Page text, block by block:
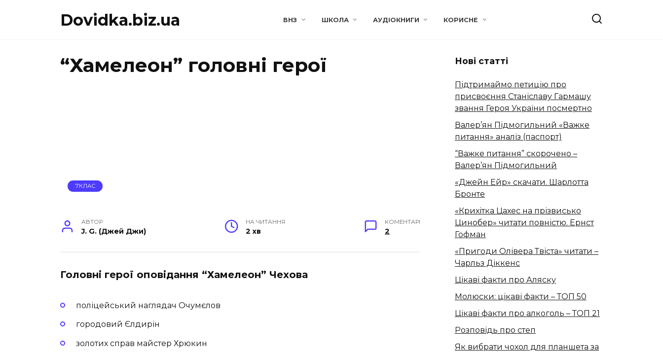
Dovidka.biz.ua ВНЗ ШКОЛА АУДІОКНИГИ КОРИСНЕ
“Хамелеон” головні герої
7КЛАС
АВТОР
J. G. (Джей Джи)
НА ЧИТАННЯ
2 хв
КОМЕНТАРІ
2
Головні герої оповідання “Хамелеон” Чехова
поліцейський наглядач Очумєлов
городовий Єлдирін
золотих справ майстер Хрюкин
Нові статті
Підтримаймо петицію про
присвоєння Станіславу Гармашу
звання Героя України посмертно
Валер’ян Підмогильний «Важке
питання» аналіз (паспорт)
“Важке питання” скорочено –
Валер’ян Підмогильний
«Джейн Ейр» скачати. Шарлотта
Бронте
«Крихітка Цахес на прізвисько
Цинобер» читати повністю. Ернст
Гофман
«Пригоди Олівера Твіста» читати –
Чарльз Діккенс
Цікаві факти про Аляску
Молюски: цікаві факти – ТОП 50
Цікаві факти про алкоголь – ТОП 21
Розповідь про степ
Як вибрати чохол для планшета за